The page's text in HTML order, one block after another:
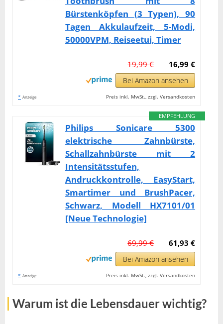
Bürstenköpfen (3 Typen), 90
Tagen Akkulaufzeit, 5-Modi,
50000VPM, Reiseetui, Timer
16,99 €
19,99 €
Bei Amazon ansehen
* Anzeige Preis inkl. MwSt., zzgl. Versandkosten
EMPFEHLUNG
Philips Sonicare 5300
elektrische Zahnbürste,
Schallzahnbürste mit 2
Intensitätsstufen,
Andruckkontrolle, EasyStart,
Smartimer und BrushPacer,
Schwarz, Modell HX7101/01
[Neue Technologie]
61,93 €
69,99 €
Bei Amazon ansehen
* Anzeige Preis inkl. MwSt., zzgl. Versandkosten
Warum ist die Lebensdauer wichtig?